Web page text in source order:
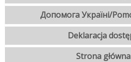
Допомога Україні/
Deklaracja
Strona